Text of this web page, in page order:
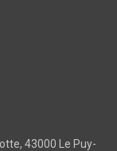
43000 Le Puy-